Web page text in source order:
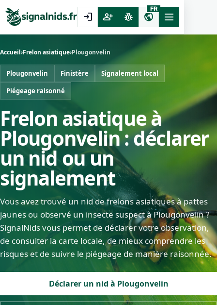
login person_add pest_control public
FR
Accueil›Frelon asiatique›Plougonvelin
Plougonvelin Finistère
Signalement local
Piégeage raisonné
Frelon asiatique à
Plougonvelin : déclarer
un nid ou un
signalement
Vous avez trouvé un nid de frelons asiatiques à pattes
jaunes ou observé un insecte suspect à Plougonvelin ?
SignalNids vous permet de déclarer votre observation,
de consulter la carte locale, de mieux comprendre les
risques et de suivre le piégeage de manière raisonnée.
Déclarer un nid à Plougonvelin